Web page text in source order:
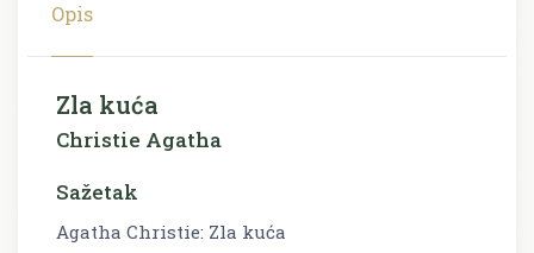
Opis
Zla kuća
Christie Agatha
Sažetak
Agatha Christie: Zla kuća